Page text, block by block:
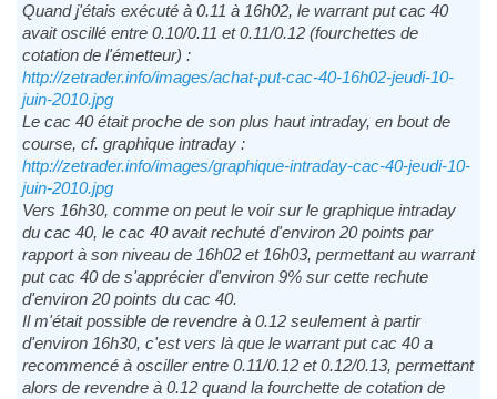
Quand j'étais exécuté à 0.11 à 16h02, le warrant put cac 40
avait oscillé entre 0.10/0.11 et 0.11/0.12 (fourchettes de
cotation de l'émetteur) :
http://zetrader.info/images/achat-put-cac-40-16h02-jeudi-10-
juin-2010.jpg
Le cac 40 était proche de son plus haut intraday, en bout de
course, cf. graphique intraday :
http://zetrader.info/images/graphique-intraday-cac-40-jeudi-10-
juin-2010.jpg
Vers 16h30, comme on peut le voir sur le graphique intraday
du cac 40, le cac 40 avait rechuté d'environ 20 points par
rapport à son niveau de 16h02 et 16h03, permettant au warrant
put cac 40 de s'apprécier d'environ 9% sur cette rechute
d'environ 20 points du cac 40.
Il m'était possible de revendre à 0.12 seulement à partir
d'environ 16h30, c'est vers là que le warrant put cac 40 a
recommencé à osciller entre 0.11/0.12 et 0.12/0.13, permettant
alors de revendre à 0.12 quand la fourchette de cotation de